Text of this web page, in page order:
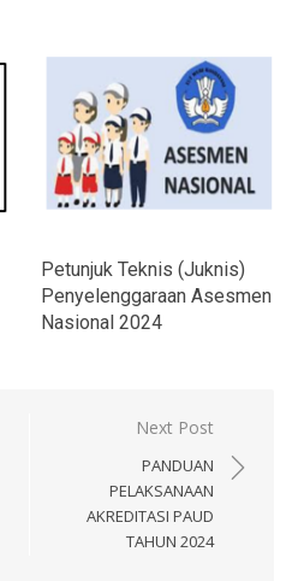
Petunjuk Teknis (Juknis)
Penyelenggaraan Asesmen
Nasional 2024
Next Post
PANDUAN
PELAKSANAAN
AKREDITASI PAUD
TAHUN 2024